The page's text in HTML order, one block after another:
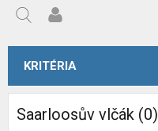
KRITÉRIA
Saarloosův vlčák (0)